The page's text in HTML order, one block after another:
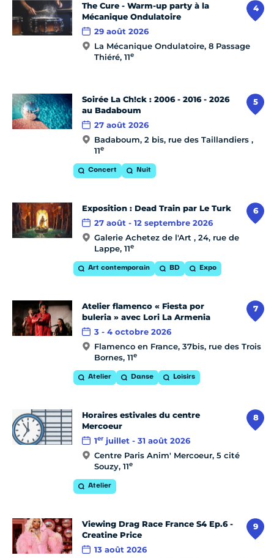
4
The Cure - Warm-up party à la
Mécanique Ondulatoire
29 août 2026
La Mécanique Ondulatoire, 8 Passage
Thiéré, 11e
5
Soirée La Ch!ck : 2006 - 2016 - 2026
au Badaboum
27 août 2026
Badaboum, 2 bis, rue des Taillandiers ,
11e
Concert Nuit
6
Exposition : Dead Train par Le Turk
27 août - 12 septembre 2026
Galerie Achetez de l'Art , 24, rue de
Lappe, 11e
Art contemporain BD Expo
7
Atelier flamenco « Fiesta por
buleria » avec Lori La Armenia
3 - 4 octobre 2026
Flamenco en France, 37bis, rue des Trois
Bornes, 11e
Atelier Danse Loisirs
8
Horaires estivales du centre
Mercoeur
1er juillet - 31 août 2026
Centre Paris Anim' Mercoeur, 5 cité
Souzy, 11e
Atelier
9
Viewing Drag Race France S4 Ep.6 -
Creatine Price
13 août 2026